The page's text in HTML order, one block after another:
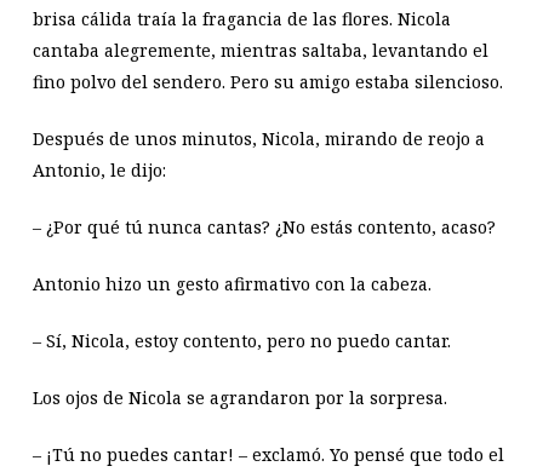
brisa cálida traía la fragancia de las flores. Nicola
cantaba alegremente, mientras saltaba, levantando el
fino polvo del sendero. Pero su amigo estaba silencioso.
Después de unos minutos, Nicola, mirando de reojo a
Antonio, le dijo:
– ¿Por qué tú nunca cantas? ¿No estás contento, acaso?
Antonio hizo un gesto afirmativo con la cabeza.
– Sí, Nicola, estoy contento, pero no puedo cantar.
Los ojos de Nicola se agrandaron por la sorpresa.
– ¡Tú no puedes cantar! – exclamó. Yo pensé que todo el